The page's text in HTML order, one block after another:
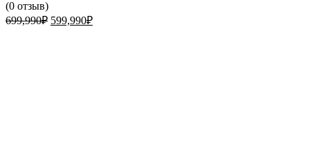
(0 отзыв)
699,990₽ Первоначальная
599,990₽Текущая